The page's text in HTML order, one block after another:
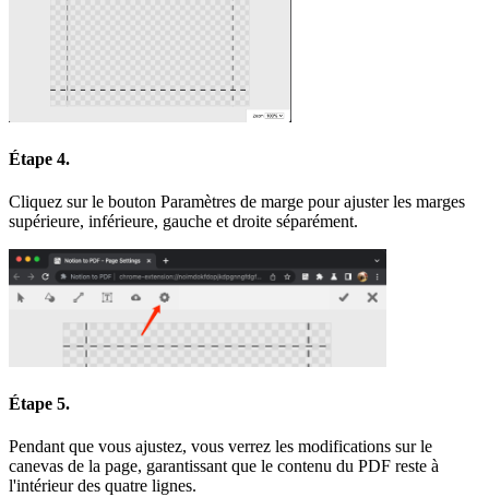
Étape 4.
Cliquez sur le bouton Paramètres de marge pour ajuster les marges
supérieure, inférieure, gauche et droite séparément.
Étape 5.
Pendant que vous ajustez, vous verrez les modifications sur le
canevas de la page, garantissant que le contenu du PDF reste à
l'intérieur des quatre lignes.